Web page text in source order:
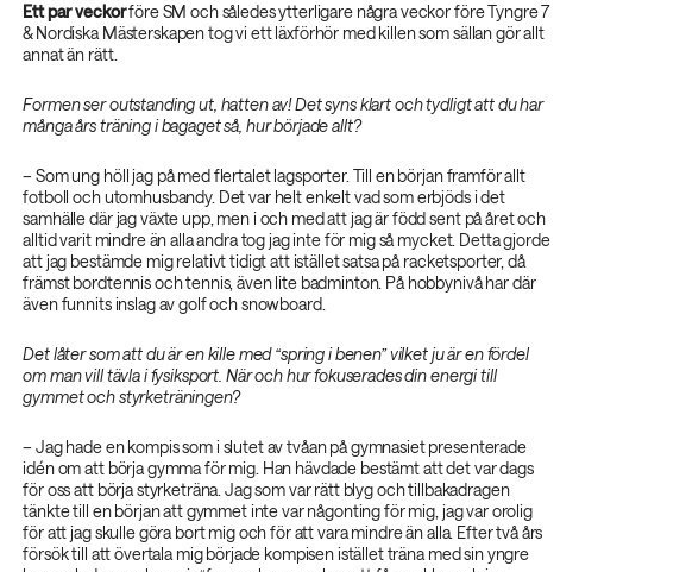
Ett par veckorföre SM och således ytterligare några veckor före Tyngre 7
& Nordiska Mästerskapen tog vi ett läxförhör med killen som sällan gör allt
annat än rätt.
Formen ser outstanding ut, hatten av! Det syns klart och tydligt att du har
många års träning i bagaget så, hur började allt?
– Som ung höll jag på med flertalet lagsporter. Till en början framför allt
fotboll och utomhusbandy. Det var helt enkelt vad som erbjöds i det
samhälle där jag växte upp, men i och med att jag är född sent på året och
alltid varit mindre än alla andra tog jag inte för mig så mycket. Detta gjorde
att jag bestämde mig relativt tidigt att istället satsa på racketsporter, då
främst bordtennis och tennis, även lite badminton. På hobbynivå har där
även funnits inslag av golf och snowboard.
Det låter som att du är en kille med “spring i benen” vilket ju är en fördel
om man vill tävla i fysiksport. När och hur fokuserades din energi till
gymmet och styrketräningen?
– Jag hade en kompis som i slutet av tvåan på gymnasiet presenterade
idén om att börja gymma för mig. Han hävdade bestämt att det var dags
för oss att börja styrketräna. Jag som var rätt blyg och tillbakadragen
tänkte till en början att gymmet inte var någonting för mig, jag var orolig
för att jag skulle göra bort mig och för att vara mindre än alla. Efter två års
försök till att övertala mig började kompisen istället träna med sin yngre